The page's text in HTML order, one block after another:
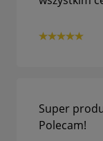
Super
Polecam!